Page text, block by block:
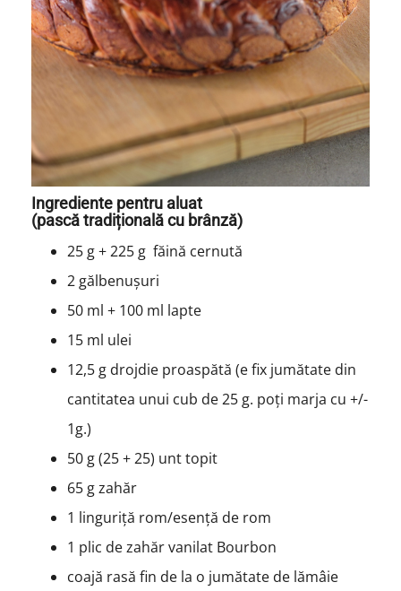
Ingrediente pentru aluat
(pască tradițională cu brânză)
25 g + 225 g făină cernută
2 gălbenușuri
50 ml + 100 ml lapte
15 ml ulei
12,5 g drojdie proaspătă (e fix jumătate din
cantitatea unui cub de 25 g. poți marja cu +/-
1g.)
50 g (25 + 25) unt topit
65 g zahăr
1 linguriță rom/esență de rom
1 plic de zahăr vanilat Bourbon
coajă rasă fin de la o jumătate de lămâie